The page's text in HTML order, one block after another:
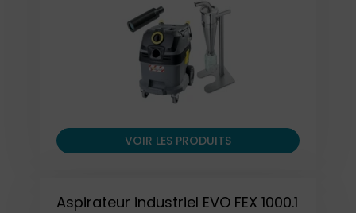
VOIR LES PRODUITS
Aspirateur industriel EVO FEX 1000.1